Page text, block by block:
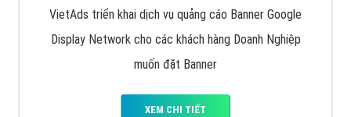
VietAds triển khai dịch vụ quảng cáo Banner Google
Display Network cho các khách hàng Doanh Nghiệp
muốn đặt Banner
XEM CHI TIẾT